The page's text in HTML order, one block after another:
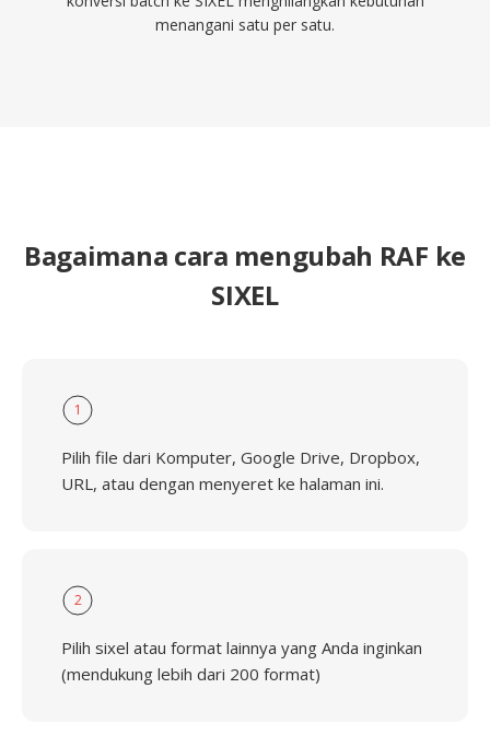
menangani satu per satu.
Bagaimana cara mengubah RAF ke
SIXEL
1
Pilih file dari Komputer, Google Drive, Dropbox,
URL, atau dengan menyeret ke halaman ini.
2
Pilih sixel atau format lainnya yang Anda inginkan
(mendukung lebih dari 200 format)